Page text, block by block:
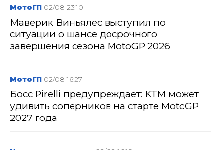
МотоГП 02/08 23:10
Маверик Виньялес выступил по
ситуации о шансе досрочного
завершения сезона MotoGP 2026
МотоГП 02/08 16:27
Босс Pirelli предупреждает: KTM может
удивить соперников на старте MotoGP
2027 года